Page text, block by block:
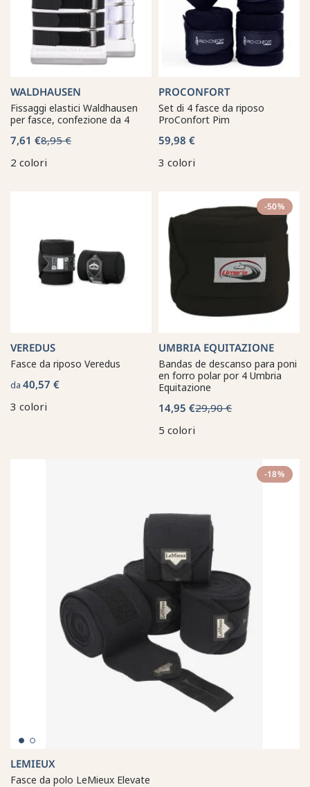
WALDHAUSEN
Fissaggi elastici Waldhausen
per fasce, confezione da 4
7,61 €8,95 €
2 colori
PROCONFORT
Set di 4 fasce da riposo
ProConfort Pim
59,98 €
3 colori
VEREDUS
Fasce da riposo Veredus
da 40,57 €
3 colori
-50%
UMBRIA EQUITAZIONE
Bandas de descanso para poni
en forro polar por 4 Umbria
Equitazione
14,95 €29,90 €
5 colori
-18%
LEMIEUX
Fasce da polo LeMieux Elevate